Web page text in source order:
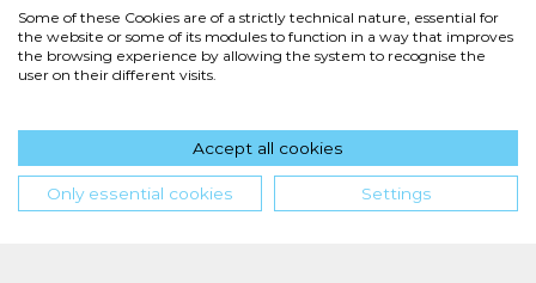
Deseo recibir comunicaciones comerciales de grupo SM
Enviar
Hola! ¿en qué podemos ayudarte?
Some of these Cookies are of a strictly technical nature, essential for
the website or some of its modules to function in a way that improves
the browsing experience by allowing the system to recognise the
user on their different visits.
Accept all cookies
Only essential cookies Settings